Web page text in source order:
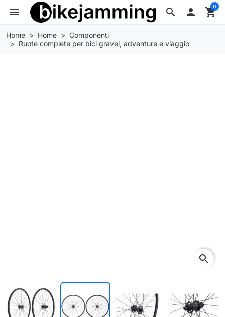
search
menu  shopping_cart
0
Home Home
Componenti
Ruote complete per bici gravel, adventure e viaggio
search